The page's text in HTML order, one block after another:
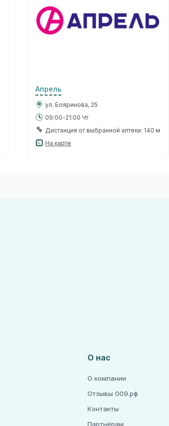
Апрель
ул. Бояринова, 25
09:00-21:00 Чт
Дистанция от выбранной аптеки: 140 м
На карте
О нас
О компании
Отзывы 009.рф
Контакты
Партнёрам